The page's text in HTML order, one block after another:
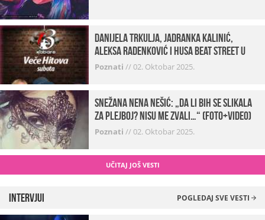
Danijela Trkulja, Jadranka Kalinić,
Aleksa Radenković i Husa Beat Street u
Kabareu 13
Poznati //02. Oktobar 2025.
Snežana Nena Nešić: „Da li bih se slikala
za Plejboj? Nisu me zvali…“ (FOTO+VIDEO)
Poznati //02. Oktobar 2025.
UČITAJ JOŠ VESTI
Intervjui POGLEDAJ SVE VESTI